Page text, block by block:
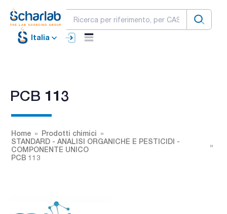
Italia
PCB 113
Home
Prodotti chimici
STANDARD - ANALISI ORGANICHE E PESTICIDI -
COMPONENTE UNICO
PCB 113